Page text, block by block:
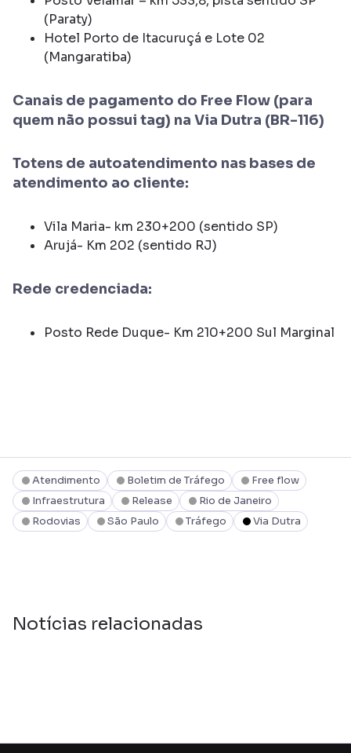
(Paraty)
Hotel Porto de Itacuruçá e Lote 02
(Mangaratiba)
Canais de pagamento do Free Flow (para
quem não possui tag) na Via Dutra (BR-116)
Totens de autoatendimento nas bases de
atendimento ao cliente:
Vila Maria- km 230+200 (sentido SP)
Arujá- Km 202 (sentido RJ)
Rede credenciada:
Posto Rede Duque- Km 210+200 Sul Marginal
Atendimento Boletim de Tráfego
Free flow
Infraestrutura
Release
Rio de Janeiro
Rodovias
São Paulo Tráfego Via Dutra
Notícias relacionadas